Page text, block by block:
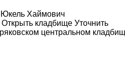
Хаймович
Открыть кладбище Уточнить